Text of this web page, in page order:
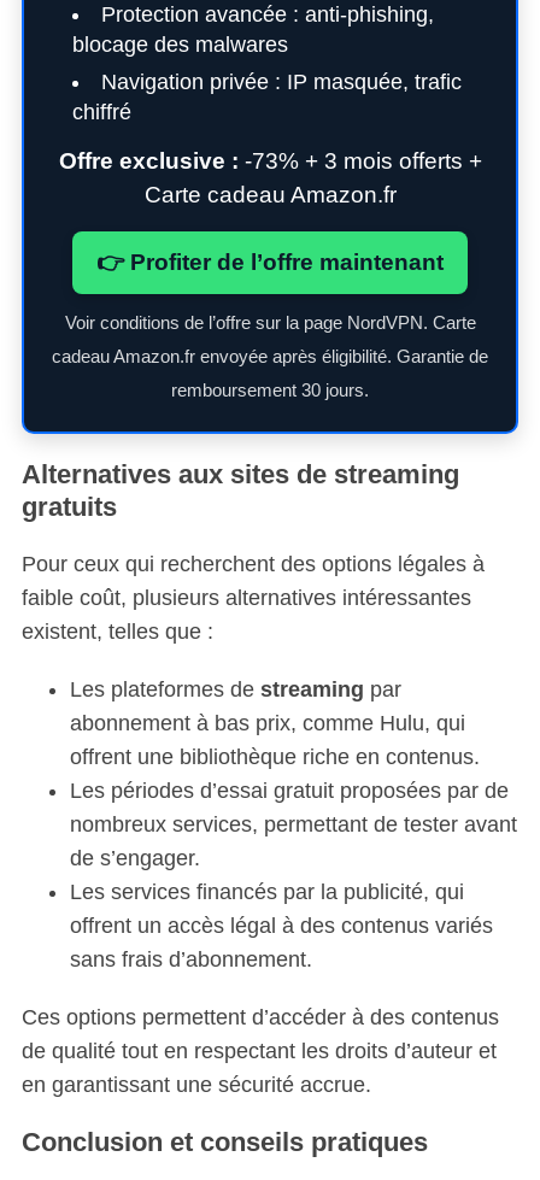
Protection avancée : anti-phishing,
blocage des malwares
Navigation privée : IP masquée, trafic
chiffré
Offre exclusive : -73% + 3 mois offerts +
Carte cadeau Amazon.fr
👉 Profiter de l’offre maintenant
Voir conditions de l’offre sur la page NordVPN. Carte
cadeau Amazon.fr envoyée après éligibilité. Garantie de
remboursement 30 jours.
Alternatives aux sites de streaming
gratuits
Pour ceux qui recherchent des options légales à
faible coût, plusieurs alternatives intéressantes
existent, telles que :
Les plateformes de streaming par
abonnement à bas prix, comme Hulu, qui
offrent une bibliothèque riche en contenus.
Les périodes d’essai gratuit proposées par de
nombreux services, permettant de tester avant
de s’engager.
Les services financés par la publicité, qui
offrent un accès légal à des contenus variés
sans frais d’abonnement.
Ces options permettent d’accéder à des contenus
de qualité tout en respectant les droits d’auteur et
en garantissant une sécurité accrue.
Conclusion et conseils pratiques